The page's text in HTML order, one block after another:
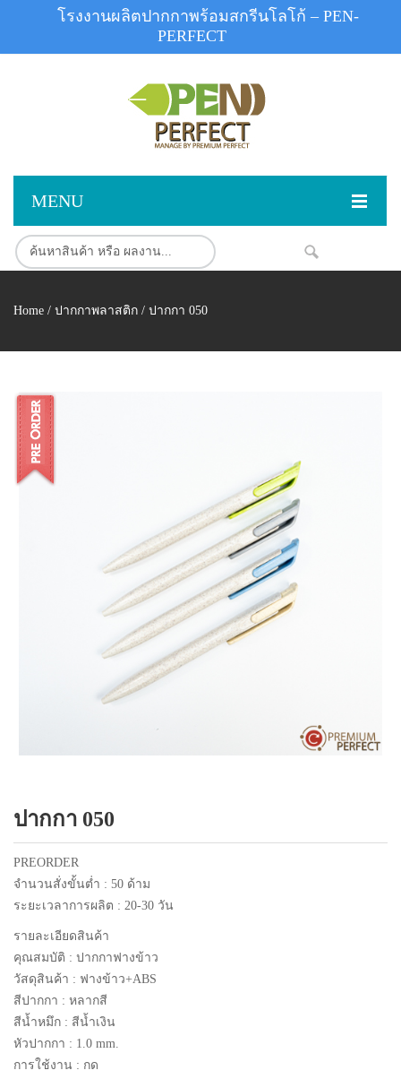
MENU
หน้าแรก
ปากกาโลหะ
ปากกาเน้นข้อความ
ปากกาตั้งโต๊ะ
ปากกา USB
NEW
ปากกาลบได้ NEW
ปากกา Quantum NEW
แพคเกจปากกา
สินค้าสต็อก
ผลงานสินค้า
ผลงานโรงงานปากกา
ติดต่อเรา
บทความ
เกี่ยวกับเรา
Home / ปากกาพลาสติก / ปากกา 050
ปากกา 050
PREORDER
จำนวนสั่งขั้นต่ำ : 50 ด้าม
ระยะเวลาการผลิต : 20-30 วัน
รายละเอียดสินค้า
คุณสมบัติ : ปากกาฟางข้าว
วัสดุสินค้า : ฟางข้าว+ABS
สีปากกา : หลากสี
สีน้ำหมึก : สีน้ำเงิน
หัวปากกา : 1.0 mm.
การใช้งาน : กด
โรงงานผลิตปากกาพร้อมสกรีนโลโก้ – PEN-
PERFECT